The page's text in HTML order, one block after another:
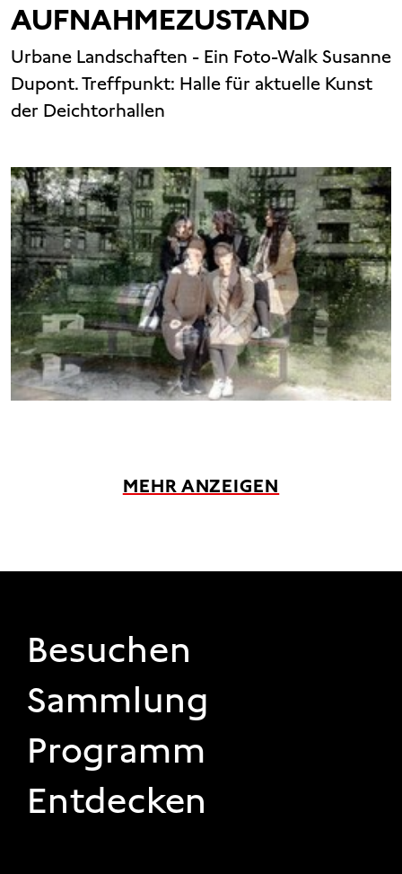
AUFNAHMEZUSTAND
Urbane Landschaften - Ein Foto-Walk Susanne
Dupont. Treffpunkt: Halle für aktuelle Kunst
der Deichtorhallen
MEHR ANZEIGEN
FOOTER 1
Besuchen
Sammlung
Programm
Entdecken